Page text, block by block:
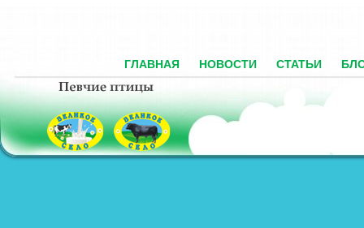
ГЛАВНАЯ НОВОСТИ СТАТЬИ